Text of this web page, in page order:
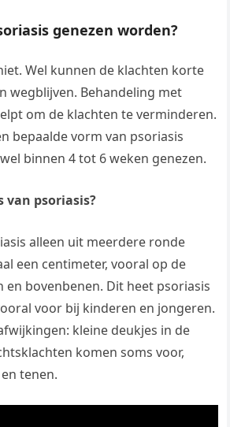
genezen worden?
Wel kunnen de klachten korte
wegblijven. Behandeling met
om de klachten te verminderen.
bepaalde vorm van psoriasis
binnen 4 tot 6 weken genezen.
van psoriasis?
alleen uit meerdere ronde
een centimeter, vooral op de
en bovenbenen. Dit heet psoriasis
voor bij kinderen en jongeren.
kleine deukjes in de
komen soms voor,
tenen.